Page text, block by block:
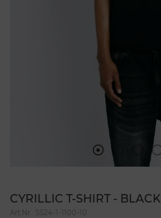
CYRILLIC T-SHIRT - BLACK
Art.Nr.: SS24-1-1100-10